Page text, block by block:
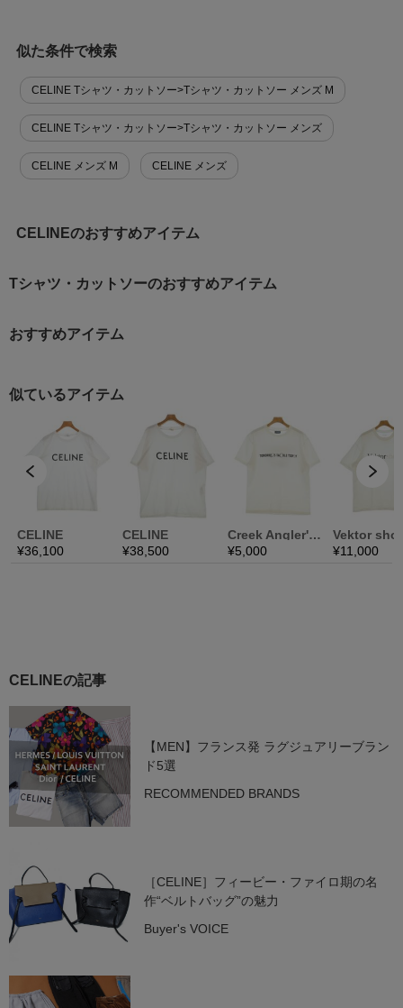
似た条件で検索
CELINE Tシャツ・カットソー>Tシャツ・カットソー メンズ M
CELINE Tシャツ・カットソー>Tシャツ・カットソー メンズ
CELINE メンズ M CELINE メンズ
CELINEのおすすめアイテム
Tシャツ・カットソーのおすすめアイテム
おすすめアイテム
CELINEの記事
【MEN】フランス発 ラグジュアリーブラン
ド5選
RECOMMENDED BRANDS
［CELINE］フィービー・ファイロ期の名
作“ベルトバッグ”の魅力
Buyer's VOICE